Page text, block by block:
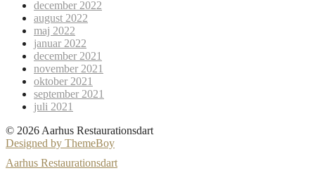
december 2022
august 2022
maj 2022
januar 2022
december 2021
november 2021
oktober 2021
september 2021
juli 2021
© 2026 Aarhus Restaurationsdart
Designed by ThemeBoy
Aarhus Restaurationsdart